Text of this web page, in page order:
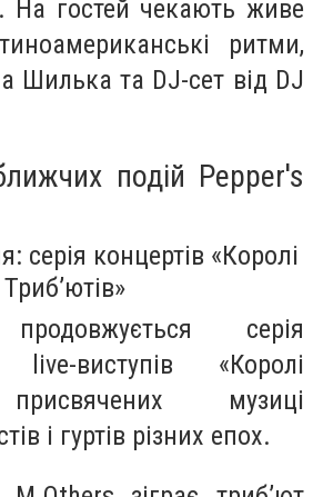
На гостей чекають живе
ритми,
Шилька та DJ-сет від DJ
подій Pepper's
серія концертів «Королі
Триб’ютів»
серія
live-виступів «Королі
музиці
і гуртів різних епох.